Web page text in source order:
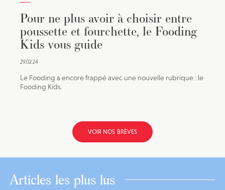
Pour ne plus avoir à choisir entre
poussette et fourchette, le Fooding
Kids vous guide
29.02.24
Le Fooding a encore frappé avec une nouvelle rubrique : le
Fooding Kids.
VOIR NOS BRÈVES
Articles les plus lus